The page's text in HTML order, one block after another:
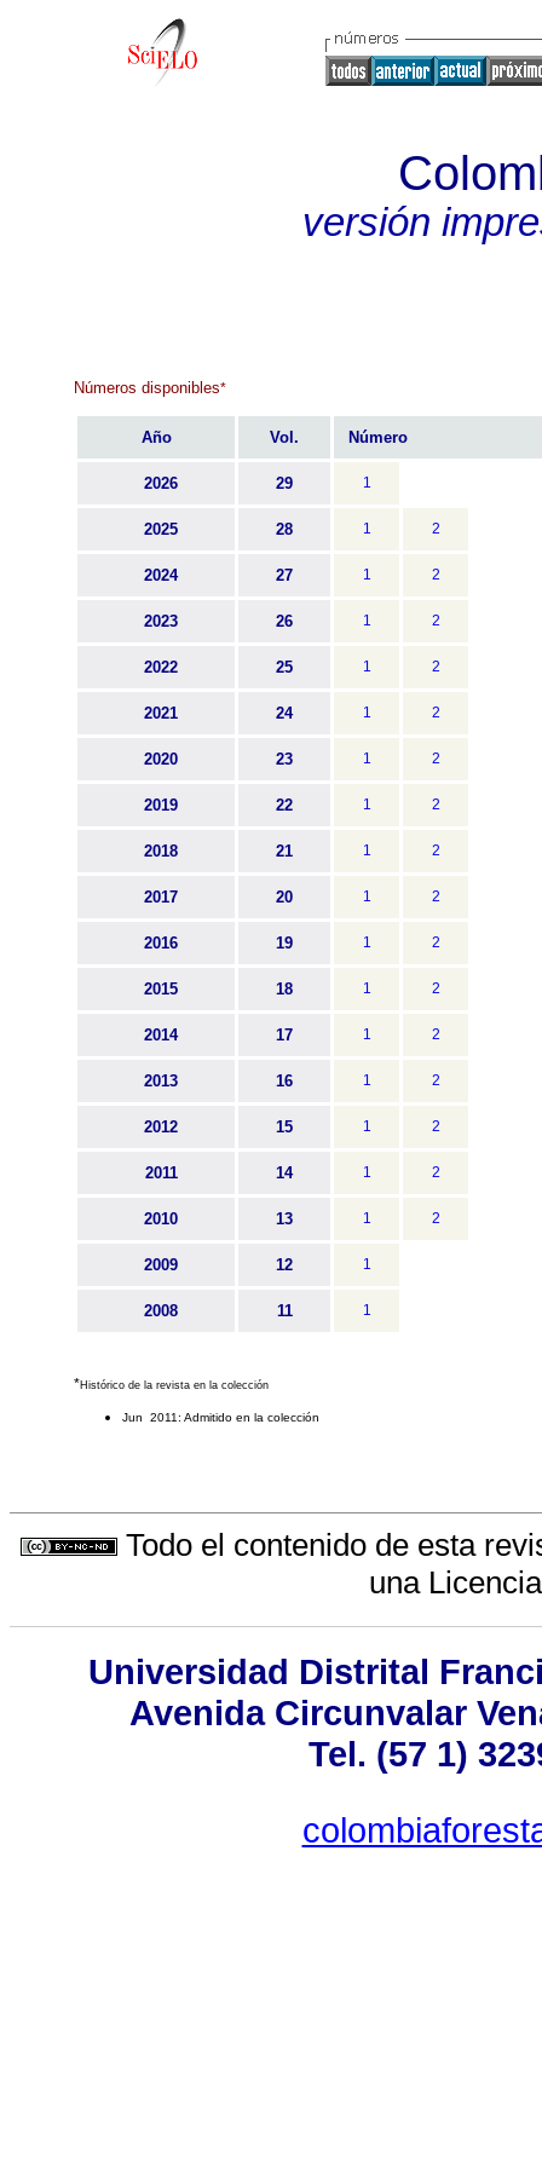
versión
Números disponibles*
Año Vol. Número
2026 29 1
2025 28 1 2
2024 27 1 2
2023 26 1 2
2022 25 1 2
2021 24 1 2
2020 23 1 2
2019 22 1 2
2018 21 1 2
2017 20 1 2
2016 19 1 2
2015 18 1 2
2014 17 1 2
2013 16 1 2
2012 15 1 2
2011 14 1 2
2010 13 1 2
2009 12 1
2008 11 1
*Histórico de la revista en la colección
Jun 2011: Admitido en la colección
Todo el contenido de esta
una
Universidad Distrital
Avenida Circunvalar
Tel. (57 1)